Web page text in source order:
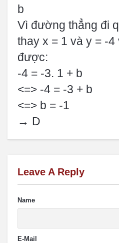
b
Vì đường thẳng đi
thay x = 1 và y = -
được:
-4 = -3. 1 + b
<=> -4 = -3 + b
<=> b = -1
→ D
Leave A Reply
Name
E-Mail